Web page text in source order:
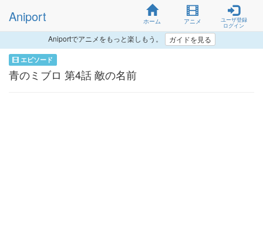
Aniport ホーム アニメ
ユーザ登録
ログイン
Aniportでアニメをもっと楽しもう。 ガイドを見る
エピソード
青のミブロ 第4話 敵の名前